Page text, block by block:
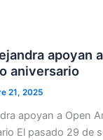
apoyan
aniversario
21, 2025
apoyan a Open
El pasado 29 de